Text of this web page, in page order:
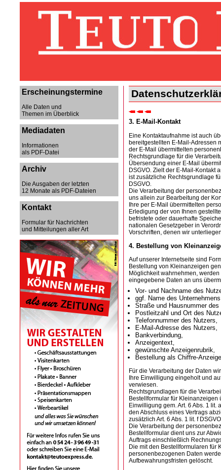
Erscheinungstermine
Alle Daten und
Themen im Überblick
Mediadaten
Informationen
als PDF-Datei
Archiv
Die Ausgaben der letzten
12 Monate als PDF-Dateien
Kontakt
Formular für Nachrichten
und Mitteilungen aller Art
3. E-Mail-Kontakt
Eine Kontaktaufnahme ist auch
bereitgestellten E-Mail-Adressen
der E-Mail übermittelten
Rechtsgrundlage für die
Übersendung einer E-Mail
DSGVO. Zielt der E-Mail-Kontakt
ist zusätzliche Rechtsgrundlage
DSGVO.
Die Verarbeitung der
uns allein zur Bearbeitung der
Ihre per E-Mail übermittelten
Erledigung der von Ihnen
befristete oder dauerhafte
nationalen Gesetzgeber in
Vorschriften, denen wir
4. Bestellung von
Auf unserer Internetseite sind
Bestellung von Kleinanzeigen
Möglichkeit wahrnehmen,
eingegebene Daten an uns
Vor- und Nachname des
ggf. Name des
Straße und Hausnummer
Postleitzahl und Ort des
Telefonnummer des Nutzers,
E-Mail-Adresse des Nutzers,
Bankverbindung,
Anzeigentext,
gewünschte Anzeigenrubrik,
Bestellung als Chiffre-
Für die Verarbeitung der Daten
Ihre Einwilligung eingeholt und
verwiesen.
Rechtsgrundlagen für die
Bestellformular für
Einwilligung gem. Art. 6 Abs. 1 lit.
den Abschluss eines Vertrags
zusätzlich Art. 6 Abs. 1 lit. f DSGVO
Die Verarbeitung der
Bestellformular dient uns zur
Auftrags einschließlich
Die mit den Bestellformularen für
personenbezogenen Daten
Aufbewahrungsfristen gelöscht.